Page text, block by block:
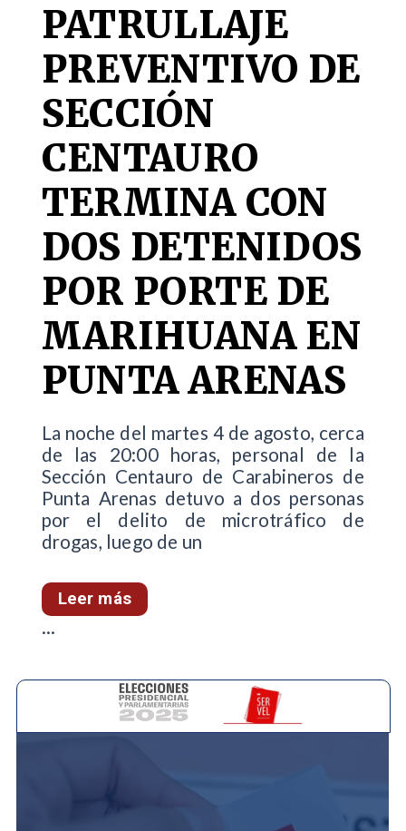
PATRULLAJE
PREVENTIVO DE
SECCIÓN
CENTAURO
TERMINA CON
DOS DETENIDOS
POR PORTE DE
MARIHUANA EN
PUNTA ARENAS
La noche del martes 4 de agosto, cerca
de las 20:00 horas, personal de la
Sección Centauro de Carabineros de
Punta Arenas detuvo a dos personas
por el delito de microtráfico de
drogas, luego de un
Leer más
...